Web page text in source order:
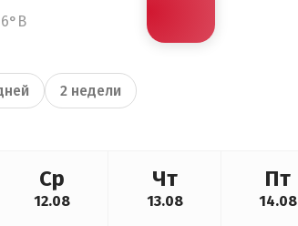
2 недели
Ср
12.08
Чт
13.08
Пт
14.08